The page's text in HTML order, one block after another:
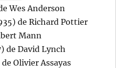
Wes Anderson
de Richard Pottier
Mann
de David Lynch
Olivier Assayas